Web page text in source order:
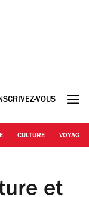
VOUS
CULTURE VOYAGE
et